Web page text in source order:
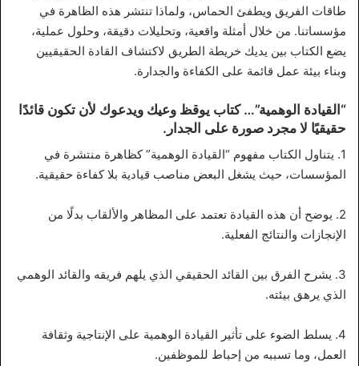
طاقات الفريق ويطفئ الحماس، ولماذا تنتشر هذه الظاهرة في
مؤسساتنا. من خلال أمثلة واقعية، وتحليلات دقيقة، وحلول عملية،
يضع الكتاب بين يديك خريطة الطريق لاكتشاف القادة الحقيقيين
وبناء بيئة عمل قائمة على الكفاءة والجدارة.
“القيادة الوهمية”… كتاب يوقظ وعيك ويدعوك لأن تكون قائدًا
حقيقيًا لا مجرد صورة على الجدار.
1. يتناول الكتاب مفهوم “القيادة الوهمية” كظاهرة منتشرة في
المؤسسات، حيث يشغل البعض مناصب قيادية بلا كفاءة حقيقية.
2. يوضح أن هذه القيادة تعتمد على المظاهر والألقاب بدلًا من
الإنجازات والنتائج الفعلية.
3. يشرح الفرق بين القائد الحقيقي الذي يلهم فريقه والقائد الوهمي
الذي يرهق بيئته.
4. يسلط الضوء على تأثير القيادة الوهمية على الإنتاجية وثقافة
العمل، وما تسببه من إحباط للموظفين.